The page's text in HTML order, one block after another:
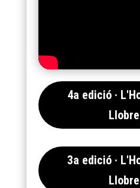
4a edició ·
3a edició ·